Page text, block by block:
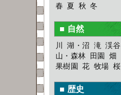
春 夏 秋 冬
■ 自然
川 湖・沼 滝 渓谷
山・森林 田園 畑
果樹園 花 牧場 桜
■ 歴史